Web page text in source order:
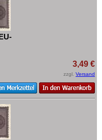
3,49 €
zzgl. Versand